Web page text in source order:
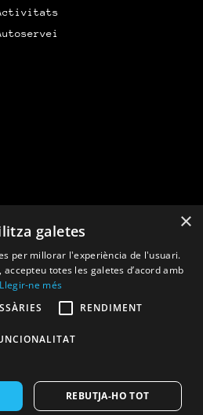
la Unión Europea –
×
galetes
per millorar l'experiència de l'usuari.
totes les galetes d’acord amb
Llegir-ne més
RENDIMENT
REBUTJA-HO TOT